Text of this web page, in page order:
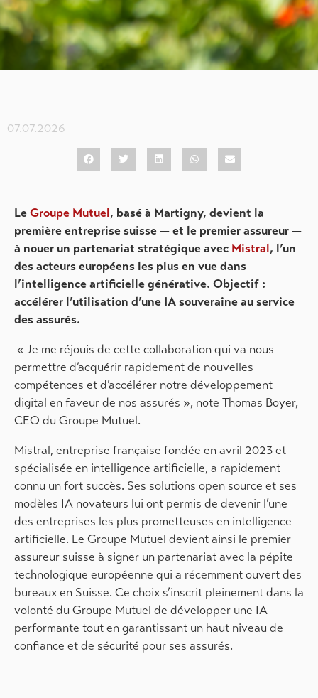
07.07.2026
LeGroupe Mutuel, basé à Martigny, devient la
première entreprise suisse — et le premier assureur —
à nouer un partenariat stratégique avec Mistral, l’un
des acteurs européens les plus en vue dans
l’intelligence artificielle générative. Objectif :
accélérer l’utilisation d’une IA souveraine au service
des assurés.
« Je me réjouis de cette collaboration qui va nous
permettre d’acquérir rapidement de nouvelles
compétences et d’accélérer notre développement
digital en faveur de nos assurés », note Thomas Boyer,
CEO du Groupe Mutuel.
Mistral, entreprise française fondée en avril 2023 et
spécialisée en intelligence artificielle, a rapidement
connu un fort succès. Ses solutions open source et ses
modèles IA novateurs lui ont permis de devenir l’une
des entreprises les plus prometteuses en intelligence
artificielle. Le Groupe Mutuel devient ainsi le premier
assureur suisse à signer un partenariat avec la pépite
technologique européenne qui a récemment ouvert des
bureaux en Suisse. Ce choix s’inscrit pleinement dans la
volonté du Groupe Mutuel de développer une IA
performante tout en garantissant un haut niveau de
confiance et de sécurité pour ses assurés.